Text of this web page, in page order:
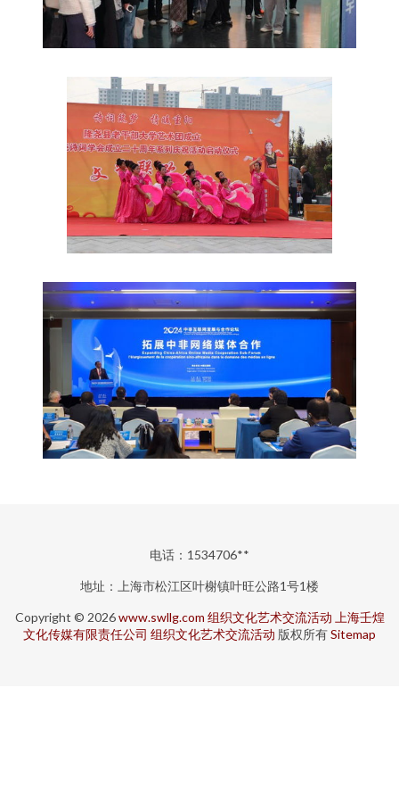
电话：1534706**
地址：上海市松江区叶榭镇叶旺公路1号1楼
Copyright © 2026www.swllg.com 组织文化艺术交流活动 上海壬煌
文化传媒有限责任公司 组织文化艺术交流活动 版权所有Sitemap